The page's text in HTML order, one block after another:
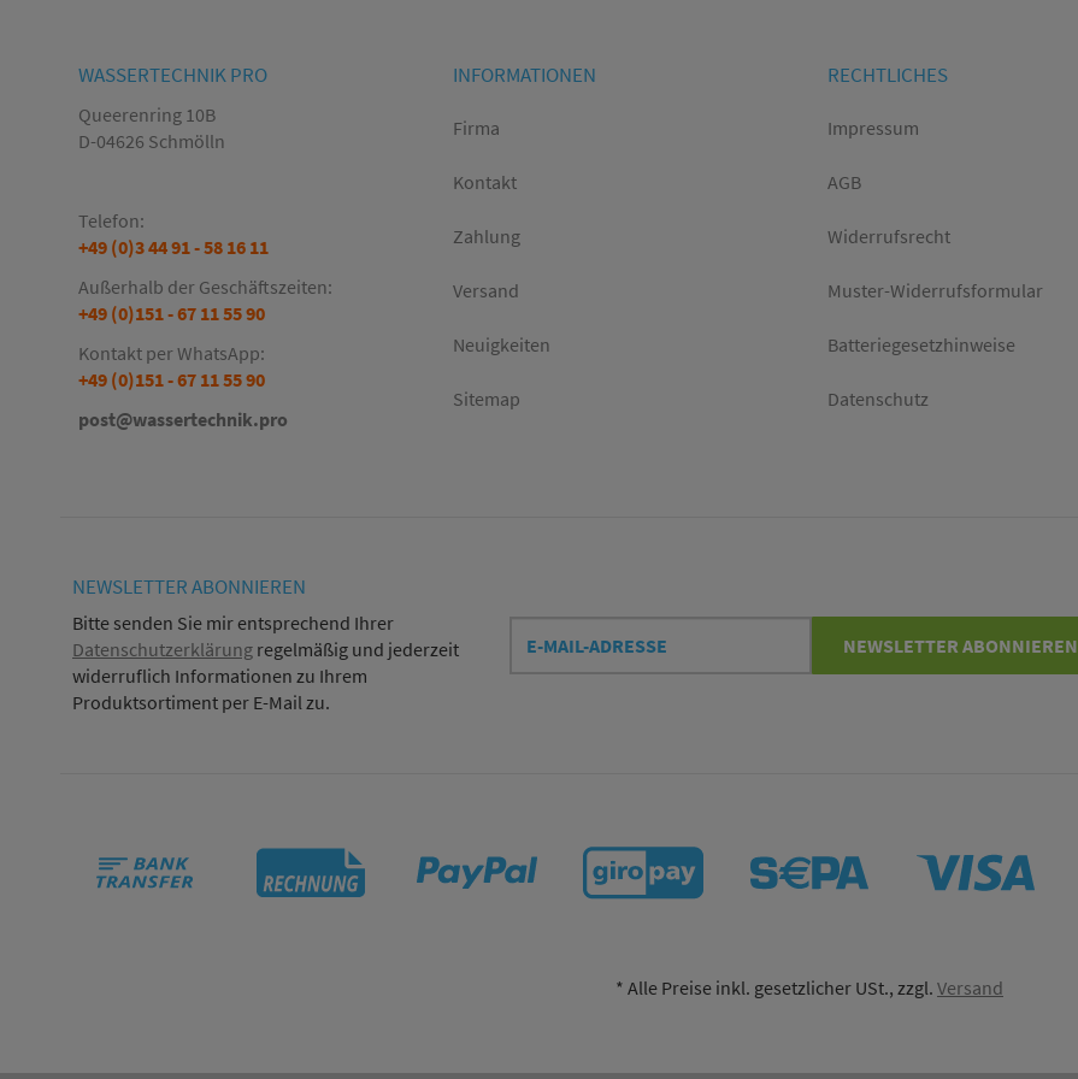
WASSERTECHNIK PRO
Queerenring 10B
D-04626 Schmölln
Telefon:
+49 (0)3 44 91 - 58 16 11
Außerhalb der Geschäftszeiten:
+49 (0)151 - 67 11 55 90
Kontakt per WhatsApp:
+49 (0)151 - 67 11 55 90
post@wassertechnik.pro
INFORMATIONEN
Firma
Kontakt
Zahlung
Versand
Neuigkeiten
Sitemap
RECHTLICHES
Impressum
AGB
Widerrufsrecht
Muster-Widerrufsformular
Batteriegesetzhinweise
Datenschutz
NEWSLETTERABONNIEREN
Bitte senden Sie mir entsprechend Ihrer
Datenschutzerklärung regelmäßig und jederzeit
widerruflich Informationen zu Ihrem
Produktsortiment per E-Mail zu.
Mail-
NEWSLETTERABONNIEREN
* Alle Preise inkl. gesetzlicher USt., zzgl. Versand